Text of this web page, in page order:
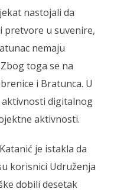
nastojali da
pretvore u suvenire,
nemaju
toga se na
i Bratunca. U
digitalnog
aktivnosti.
je istakla da
korisnici Udruženja
dobili desetak